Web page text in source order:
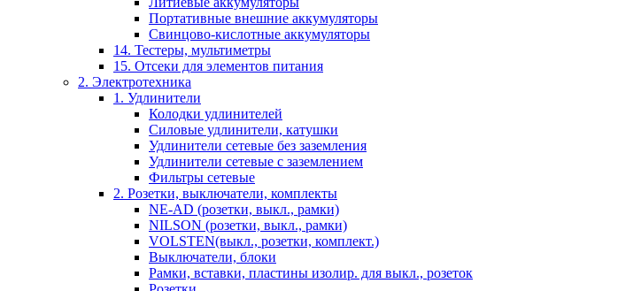
Портативные внешние аккумуляторы
Свинцово-кислотные аккумуляторы
14. Тестеры, мультиметры
15. Отсеки для элементов питания
2. Электротехника
1. Удлинители
Колодки удлинителей
Силовые удлинители, катушки
Удлинители сетевые без заземления
Удлинители сетевые с заземлением
Фильтры сетевые
2. Розетки, выключатели, комплекты
NE-AD (розетки, выкл., рамки)
NILSON (розетки, выкл., рамки)
VOLSTEN(выкл., розетки, комплект.)
Выключатели, блоки
Рамки, вставки, пластины изолир. для выкл., розеток